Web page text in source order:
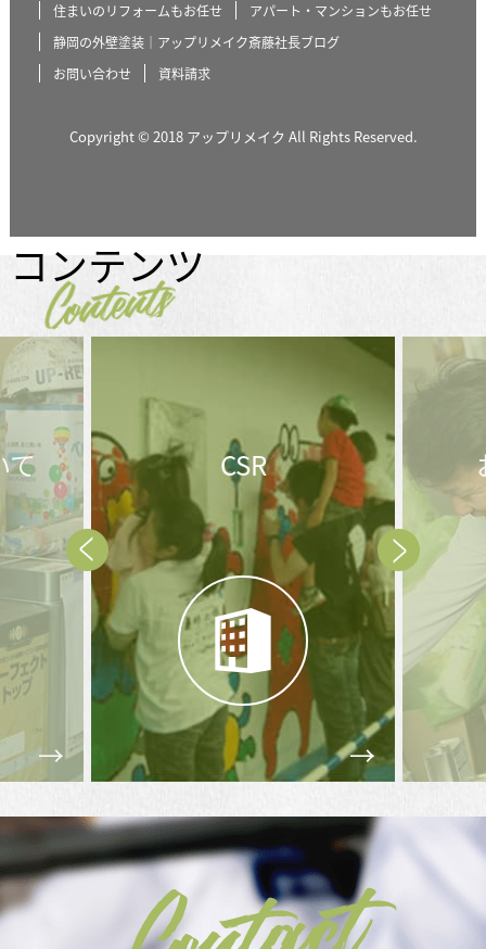
住まいのリフォームもお任せ
アパート・マンションもお任せ
静岡の外壁塗装｜アップリメイク斎藤社長ブログ
お問い合わせ
資料請求
Copyright © 2018 アップリメイク All Rights Reserved.
コンテンツ
Contents
て CSR
Prev Next